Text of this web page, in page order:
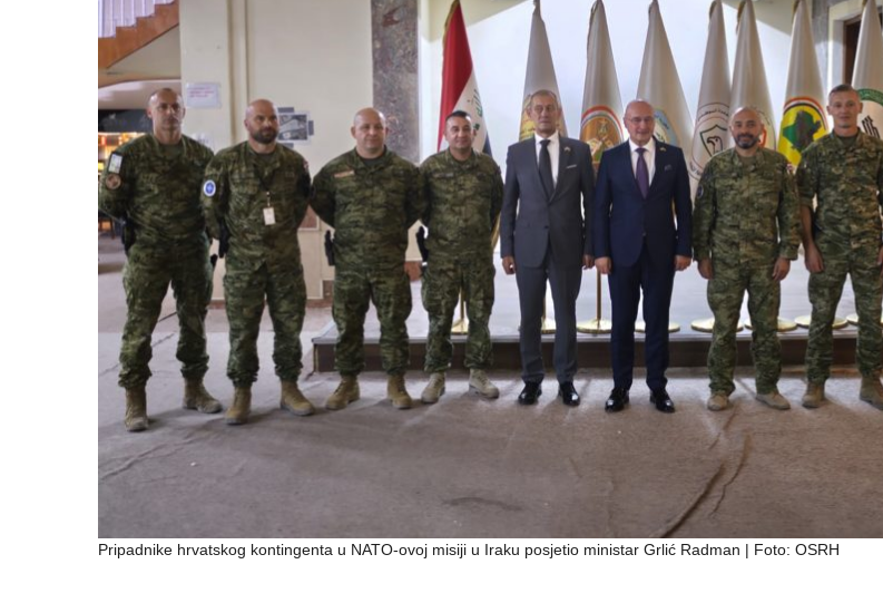
Pripadnike hrvatskog kontingenta u NATO-ovoj misiji u Iraku posjetio ministar Grlić Radman | Foto: OSRH